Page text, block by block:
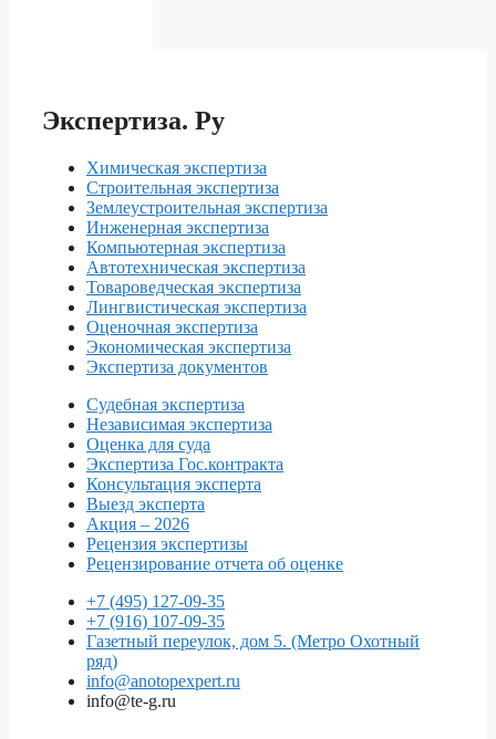
Экспертиза. Ру
Химическая экспертиза
Строительная экспертиза
Землеустроительная экспертиза
Инженерная экспертиза
Компьютерная экспертиза
Автотехническая экспертиза
Товароведческая экспертиза
Лингвистическая экспертиза
Оценочная экспертиза
Экономическая экспертиза
Экспертиза документов
Судебная экспертиза
Независимая экспертиза
Оценка для суда
Экспертиза Гос.контракта
Консультация эксперта
Выезд эксперта
Акция – 2026
Рецензия экспертизы
Рецензирование отчета об оценке
+7 (495) 127-09-35
+7 (916) 107-09-35
Газетный переулок, дом 5. (Метро Охотный
ряд)
info@anotopexpert.ru
info@te-g.ru